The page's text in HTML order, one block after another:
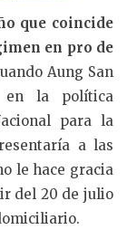
que coincide
en pro de
Aung San
en la política
para la
a las
le hace gracia
del 20 de julio